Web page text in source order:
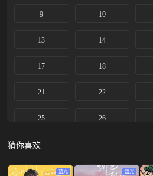
9 10
13 14
17 18
21 22
25 26
29
33 34
猜你喜欢
蓝光 蓝光